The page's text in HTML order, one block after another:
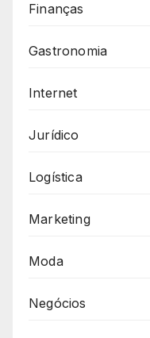
Finanças
Gastronomia
Internet
Jurídico
Logística
Marketing
Moda
Negócios